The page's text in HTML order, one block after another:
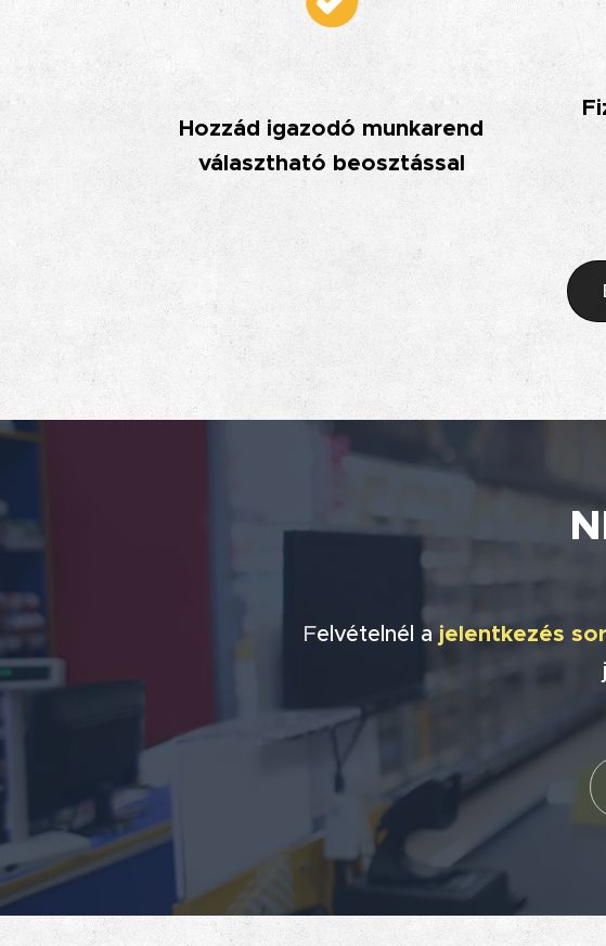
Hozzád igazodó munkarend
választható beosztással
Felvételnél a jelentkezés